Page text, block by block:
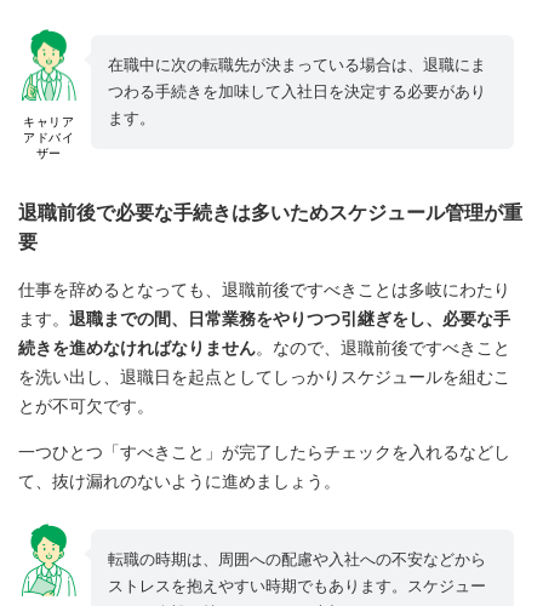
キャリア
アドバイ
ザー
在職中に次の転職先が決まっている場合は、退職にま
つわる手続きを加味して入社日を決定する必要があり
ます。
退職前後で必要な手続きは多いためスケジュール管理が重
要
仕事を辞めるとなっても、退職前後ですべきことは多岐にわたり
ます。 退職までの間、日常業務をやりつつ引継ぎをし、必要な手
続きを進めなければなりません。なので、退職前後ですべきこと
を洗い出し、退職日を起点としてしっかりスケジュールを組むこ
とが不可欠です。
一つひとつ「すべきこと」が完了したらチェックを入れるなどし
て、抜け漏れのないように進めましょう。
転職の時期は、周囲への配慮や入社への不安などから
ストレスを抱えやすい時期でもあります。スケジュー